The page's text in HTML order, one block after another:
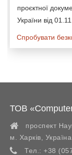
проєктної
України від
Спробувати
ТОВ
проспект
м. Харків
Україна
Тел.: +38